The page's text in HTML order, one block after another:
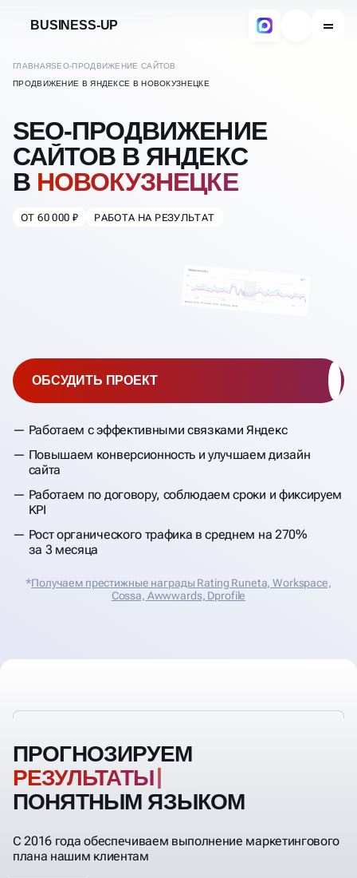
BUSINESS-UP
ГЛАВНАЯSEO-ПРОДВИЖЕНИЕ САЙТОВ
ПРОДВИЖЕНИЕ В ЯНДЕКСЕ В НОВОКУЗНЕЦКЕ
SEO-ПРОДВИЖЕНИЕ
САЙТОВ В ЯНДЕКС
В НОВОКУЗНЕЦКЕ
ОТ 60 000 ₽ РАБОТА НА РЕЗУЛЬТАТ
Работаем с эффективными связками Яндекс
Повышаем конверсионность и улучшаем дизайн
сайта
Работаем по договору, соблюдаем сроки и фиксируем
KPI
Рост органического трафика в среднем на 270%
за 3 месяца
ОБСУДИТЬ ПРОЕКТ
*Получаем престижные награды Rating Runeta, Workspace,
Cossa, Аwwwards, Dprofile
ПРОГНОЗИРУЕМ
РЕЗ
ПОНЯТНЫМ ЯЗЫКОМ
С 2016 года обеспечиваем выполнение маркетингового
плана нашим клиентам